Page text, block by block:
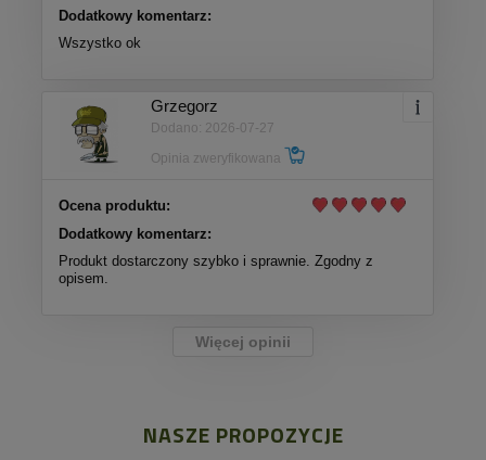
Dodatkowy komentarz:
Wszystko ok
Grzegorz
Dodano: 2026-07-27
Opinia zweryfikowana
Ocena produktu:
Dodatkowy komentarz:
Produkt dostarczony szybko i sprawnie. Zgodny z
opisem.
Więcej opinii
NASZE PROPOZYCJE